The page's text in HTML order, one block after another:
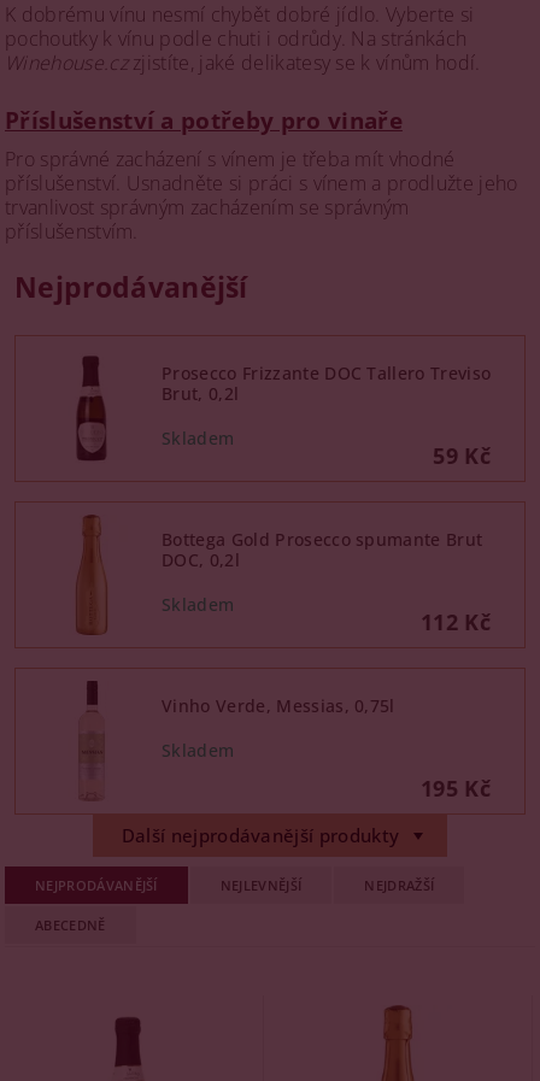
K dobrému vínu nesmí chybět dobré jídlo. Vyberte si
pochoutky k vínu podle chuti i odrůdy. Na stránkách
Winehouse.czzjistíte, jaké delikatesy se k vínům hodí.
Příslušenství a potřeby pro vinaře
Pro správné zacházení s vínem je třeba mít vhodné
příslušenství. Usnadněte si práci s vínem a prodlužte jeho
trvanlivost správným zacházením se správným
příslušenstvím.
Nejprodávanější
Prosecco Frizzante DOC Tallero Treviso
Brut, 0,2l
59 Kč
Bottega Gold Prosecco spumante Brut
DOC, 0,2l
112 Kč
Vinho Verde, Messias, 0,75l
195 Kč
Další nejprodávanější produkty
NEJPRODÁVANĚJŠÍ NEJLEVNĚJŠÍ NEJDRAŽŠÍ
ABECEDNĚ